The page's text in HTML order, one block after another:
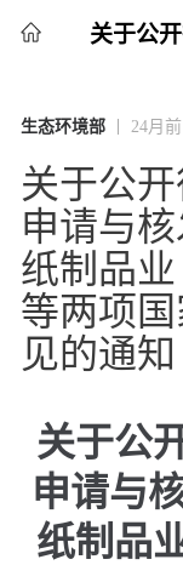
关于公
生态环境部 24月前
关于公
申请与
纸制品业
等两项
见的通知
关于公
申请与
纸制品